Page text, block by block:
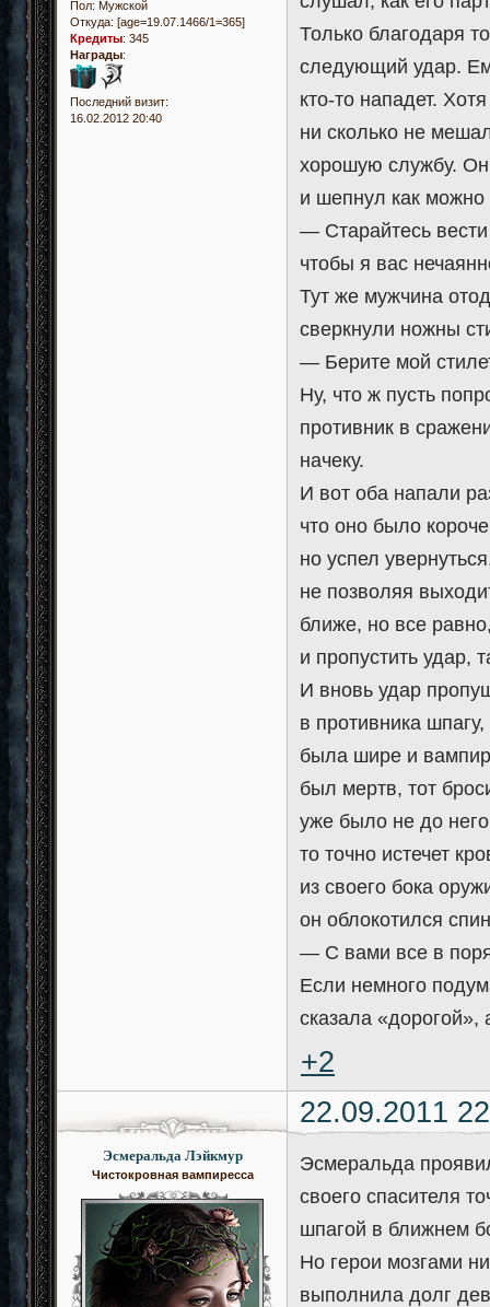
Пол: Мужской
Откуда: [age=19.07.1466/1=365]
Кредиты: 345
Награды:
Последний визит:
16.02.2012 20:40
Только благодаря
следующий удар.
кто-то нападет.
ни сколько не
хорошую службу.
и шепнул как
— Старайтесь
чтобы я вас
Тут же мужчина
сверкнули ножны
— Берите мой
Ну, что ж пусть
противник в
начеку.
И вот оба напали
что оно было
но успел
не позволяя
ближе, но все
и пропустить удар,
И вновь удар
в противника
была шире и вампир
был мертв, тот
уже было не до
то точно истечет
из своего бока
он облокотился
— С вами все в
Если немного
сказала
+2
22.09.2011
Эсмеральда Лэйкмур
Чистокровная вампиресса
Эсмеральда
своего спасителя
шпагой в ближнем
Но герои мозгами
выполнила долг